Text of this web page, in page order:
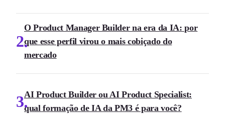
2
O Product Manager Builder na era da IA: por
que esse perfil virou o mais cobiçado do
mercado
3AI Product Builder ou AI Product Specialist:
qual formação de IA da PM3 é para você?